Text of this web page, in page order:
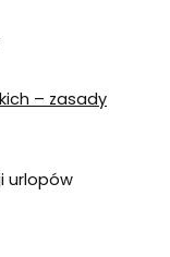
– zasady
urlopów